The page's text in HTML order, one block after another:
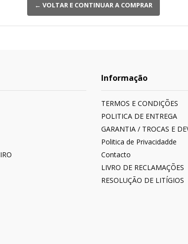
← VOLTAR E CONTINUAR A COMPRAR
Informação
TERMOS E CONDIÇÕES
POLITICA DE ENTREGA
GARANTIA / TROCAS E
Politica de Privacidadde
Contacto
LIVRO DE RECLAMAÇÕES
RESOLUÇÃO DE LITÍGIOS